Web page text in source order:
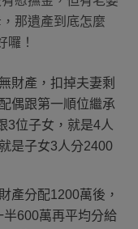
那遺產到底怎麼
囉！
財產，扣掉夫妻剩
偶跟第一順位繼承
3位子女，就是4人
是子女3人分2400
產分配1200萬後，
600萬再平均分給